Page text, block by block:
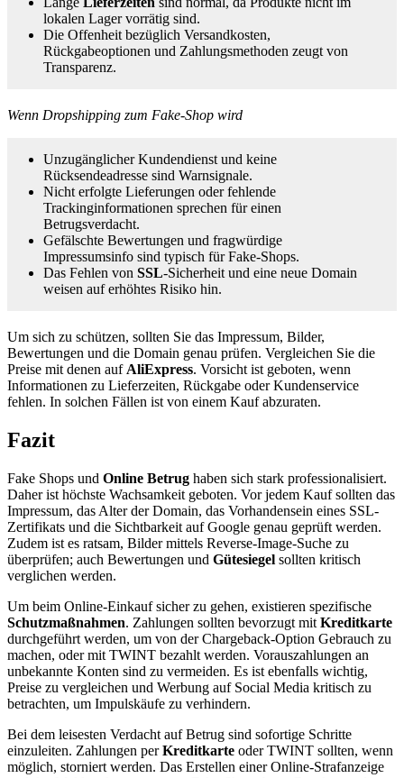
lokalen Lager vorrätig sind.
Die Offenheit bezüglich Versandkosten,
Rückgabeoptionen und Zahlungsmethoden zeugt von
Transparenz.
Wenn Dropshipping zum Fake‑Shop wird
Unzugänglicher Kundendienst und keine
Rücksendeadresse sind Warnsignale.
Nicht erfolgte Lieferungen oder fehlende
Trackinginformationen sprechen für einen
Betrugsverdacht.
Gefälschte Bewertungen und fragwürdige
Impressumsinfo sind typisch für Fake-Shops.
Das Fehlen von SSL-Sicherheit und eine neue Domain
weisen auf erhöhtes Risiko hin.
Um sich zu schützen, sollten Sie das Impressum, Bilder,
Bewertungen und die Domain genau prüfen. Vergleichen Sie die
Preise mit denen auf AliExpress. Vorsicht ist geboten, wenn
Informationen zu Lieferzeiten, Rückgabe oder Kundenservice
fehlen. In solchen Fällen ist von einem Kauf abzuraten.
Fazit
Fake Shops und Online Betrug haben sich stark professionalisiert.
Daher ist höchste Wachsamkeit geboten. Vor jedem Kauf sollten das
Impressum, das Alter der Domain, das Vorhandensein eines SSL-
Zertifikats und die Sichtbarkeit auf Google genau geprüft werden.
Zudem ist es ratsam, Bilder mittels Reverse-Image-Suche zu
überprüfen; auch Bewertungen und Gütesiegel sollten kritisch
verglichen werden.
Um beim Online-Einkauf sicher zu gehen, existieren spezifische
Schutzmaßnahmen. Zahlungen sollten bevorzugt mit Kreditkarte
durchgeführt werden, um von der Chargeback-Option Gebrauch zu
machen, oder mit TWINT bezahlt werden. Vorauszahlungen an
unbekannte Konten sind zu vermeiden. Es ist ebenfalls wichtig,
Preise zu vergleichen und Werbung auf Social Media kritisch zu
betrachten, um Impulskäufe zu verhindern.
Bei dem leisesten Verdacht auf Betrug sind sofortige Schritte
einzuleiten. Zahlungen perKreditkarte oder TWINT sollten, wenn
möglich, storniert werden. Das Erstellen einer Online-Strafanzeige